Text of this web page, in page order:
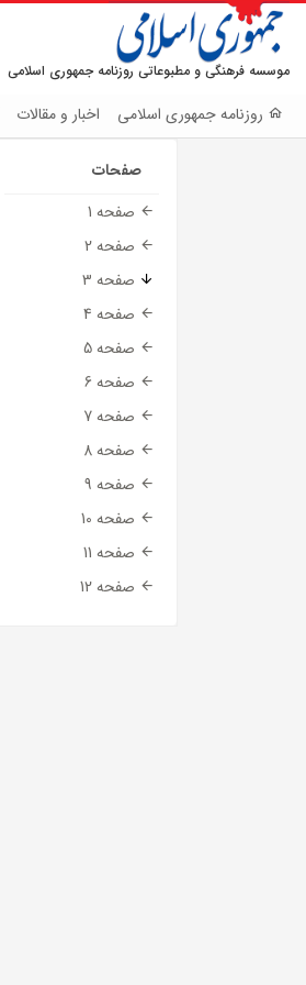
موسسه فرهنگی و مطبوعاتی روزنامه جمهوری اسلامی
روزنامه جمهوری اسلامی اخبار و مقالات
صفحات
صفحه 1
صفحه 2
صفحه 3
صفحه 4
صفحه 5
صفحه 6
صفحه 7
صفحه 8
صفحه 9
صفحه 10
صفحه 11
صفحه 12